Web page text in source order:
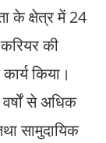
के क्षेत्र में 24
की
किया।
से अधिक
सामुदायिक